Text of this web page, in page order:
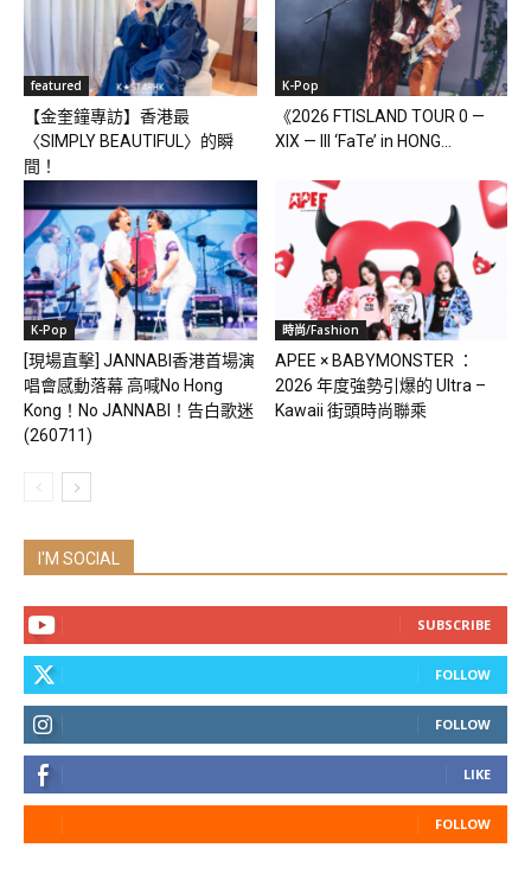
featured
【金奎鐘專訪】香港最
〈SIMPLY BEAUTIFUL〉的瞬
間！
K-Pop
《2026 FTISLAND TOUR 0 —
XIX — III ‘FaTe’ in HONG...
K-Pop
[現場直擊] JANNABI香港首場演
唱會感動落幕 高喊No Hong
Kong！No JANNABI！告白歌迷
(260711)
時尚/Fashion
APEE × BABYMONSTER ：
2026 年度強勢引爆的 Ultra –
Kawaii 街頭時尚聯乘
I'M SOCIAL
SUBSCRIBE
FOLLOW
FOLLOW
LIKE
FOLLOW